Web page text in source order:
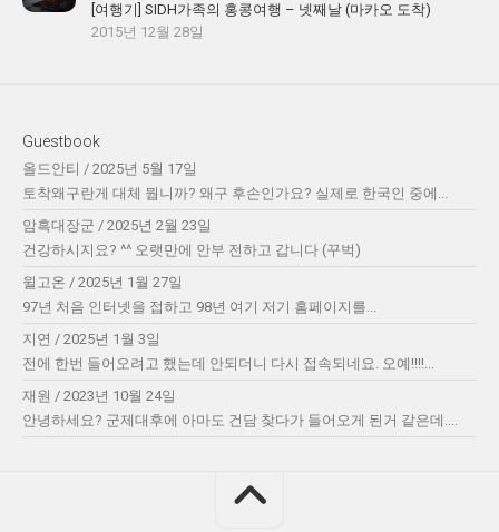
[여행기] SIDH가족의 홍콩여행 – 넷째날 (마카오 도착)
2015년 12월 28일
Guestbook
올드안티 / 2025년 5월 17일
토착왜구란게 대체 뭡니까? 왜구 후손인가요? 실제로 한국인 중에...
암흑대장군 / 2025년 2월 23일
건강하시지요? ^^ 오랫만에 안부 전하고 갑니다 (꾸벅)
윌고온 / 2025년 1월 27일
97년 처음 인터넷을 접하고 98년 여기 저기 홈페이지를...
지연 / 2025년 1월 3일
전에 한번 들어오려고 했는데 안되더니 다시 접속되네요. 오예!!!!...
재원 / 2023년 10월 24일
안녕하세요? 군제대후에 아마도 건담 찾다가 들어오게 된거 같은데....